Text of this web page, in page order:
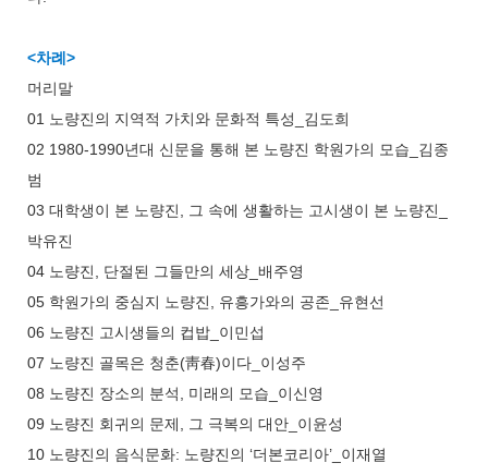
<차례>
머리말
01 노량진의 지역적 가치와 문화적 특성_김도희
02 1980-1990년대 신문을 통해 본 노량진 학원가의 모습_김종
범
03 대학생이 본 노량진, 그 속에 생활하는 고시생이 본 노량진_
박유진
04 노량진, 단절된 그들만의 세상_배주영
05 학원가의 중심지 노량진, 유흥가와의 공존_유현선
06 노량진 고시생들의 컵밥_이민섭
07 노량진 골목은 청춘(靑春)이다_이성주
08 노량진 장소의 분석, 미래의 모습_이신영
09 노량진 회귀의 문제, 그 극복의 대안_이윤성
10 노량진의 음식문화: 노량진의 ‘더본코리아’_이재열